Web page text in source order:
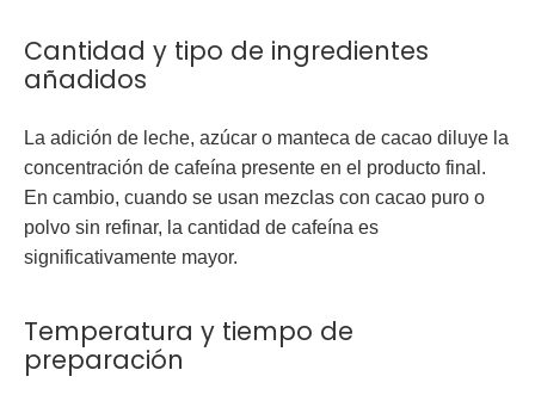
Cantidad y tipo de ingredientes
añadidos
La adición de leche, azúcar o manteca de cacao diluye la
concentración de cafeína presente en el producto final.
En cambio, cuando se usan mezclas con cacao puro o
polvo sin refinar, la cantidad de cafeína es
significativamente mayor.
Temperatura y tiempo de
preparación